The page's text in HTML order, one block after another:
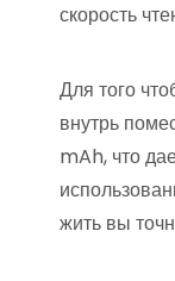
скорость
Для того
внутрь
mAh, что
жить вы